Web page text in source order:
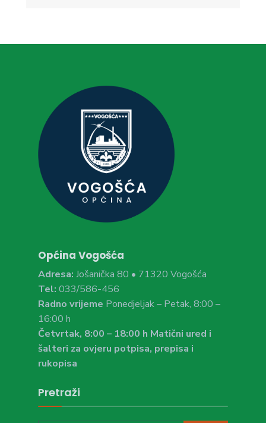
Općina Vogošća
Adresa: Jošanička 80 • 71320 Vogošća
Tel: 033/586-456
Radno vrijeme Ponedjeljak – Petak, 8:00 –
16:00 h
Četvrtak, 8:00 – 18:00 h Matični ured i
šalteri za ovjeru potpisa, prepisa i
rukopisa
Pretraži